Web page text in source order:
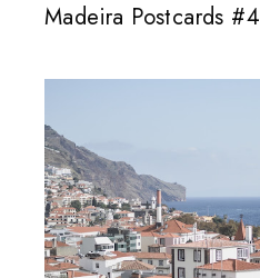
Madeira Postcards #4